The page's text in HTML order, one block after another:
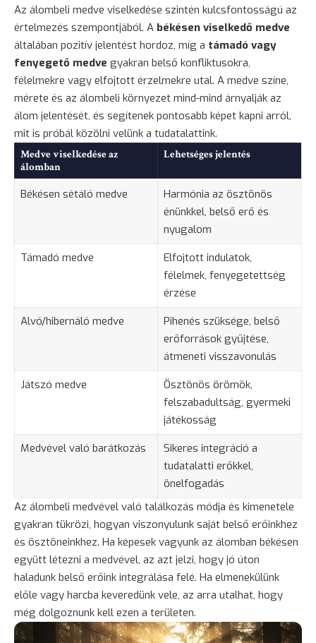
Az álombeli medve viselkedése szintén kulcsfontosságú az
értelmezés szempontjából. A békésen viselkedő medve
általában pozitív jelentést hordoz, míg a támadó vagy
fenyegető medve gyakran belső konfliktusokra,
félelmekre vagy elfojtott érzelmekre utal. A medve színe,
mérete és az álombeli környezet mind-mind árnyalják az
álom jelentését, és segítenek pontosabb képet kapni arról,
mit is próbál közölni velünk a tudatalattink.
Medve viselkedése az
álomban
Lehetséges jelentés
Békésen sétáló medve
Harmónia az ösztönös
énünkkel, belső erő és
nyugalom
Támadó medve
Elfojtott indulatok,
félelmek, fenyegetettség
érzése
Alvó/hibernáló medve
Pihenés szüksége, belső
erőforrások gyűjtése,
átmeneti visszavonulás
Játszó medve
Ösztönös örömök,
felszabadultság, gyermeki
játékosság
Medvével való barátkozás
Sikeres integráció a
tudatalatti erőkkel,
önelfogadás
Az álombeli medvével való találkozás módja és kimenetele
gyakran tükrözi, hogyan viszonyulunk saját belső erőinkhez
és ösztöneinkhez. Ha képesek vagyunk az álomban békésen
együtt létezni a medvével, az azt jelzi, hogy jó úton
haladunk belső erőink integrálása felé. Ha elmenekülünk
előle vagy harcba keveredünk vele, az arra utalhat, hogy
még dolgoznunk kell ezen a területen.